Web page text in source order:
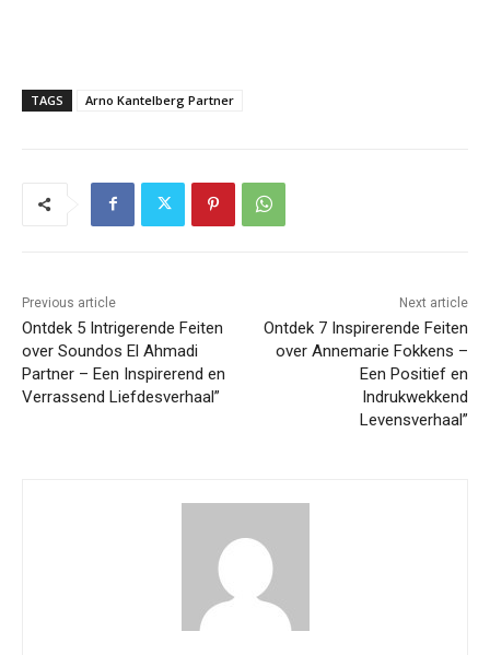
TAGS Arno Kantelberg Partner
Previous article
Ontdek 5 Intrigerende Feiten
over Soundos El Ahmadi
Partner – Een Inspirerend en
Verrassend Liefdesverhaal”
Next article
Ontdek 7 Inspirerende Feiten
over Annemarie Fokkens –
Een Positief en
Indrukwekkend
Levensverhaal”